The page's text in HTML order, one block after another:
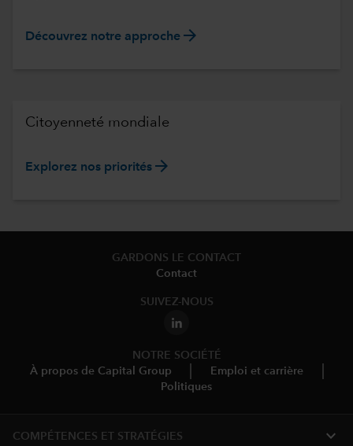
Découvrez notre approche arrow_forward
Citoyenneté mondiale
Explorez nos priorités arrow_forward
GARDONS LE CONTACT
Contact
SUIVEZ-NOUS
NOTRE SOCIÉTÉ
À propos de Capital Group
Emploi et carrière
Politiques
COMPÉTENCES ET STRATÉGIES expand_more